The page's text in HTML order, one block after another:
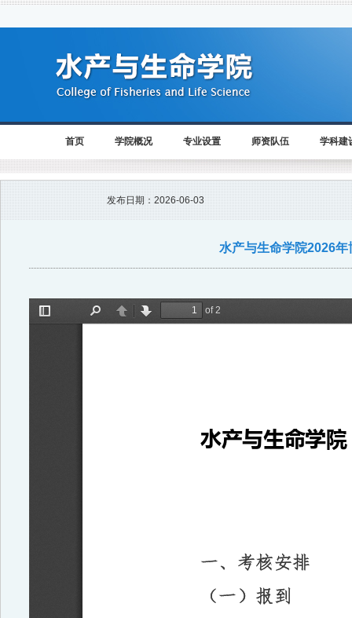
首页 学院概况 专业设置 师资队伍 学科建
发布日期：2026-06-03
水产与生命学院2026